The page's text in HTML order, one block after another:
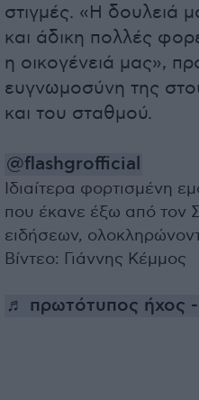
στιγμές. «Η δουλειά
και άδικη πολλές
η οικογένειά μας»,
ευγνωμοσύνη της
και του σταθμού.
@flashgrofficial
Iδιαίτερα φορτισμένη
που έκανε έξω από τον
ειδήσεων,
Βίντεο: Γιάννης Κέμμος
♬ πρωτότυπος ήχος